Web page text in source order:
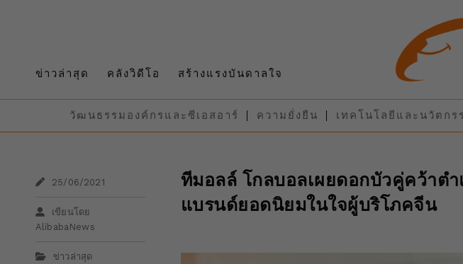
ข่าวล่าสุด คลังวิดีโอ สร้างแรงบันดาลใจ
วัฒนธรรมองค์กรและซีเอสอาร์ ความยั่งยืน เทคโนโลยีและนวัตกร
25/06/2021
เขียนโดย
AlibabaNews
ข่าวล่าสุด
ทีมอลล์ โกลบอลเผยดอกบัวคู่คว้าต
แบรนด์ยอดนิยมในใจผู้บริโภคจีน